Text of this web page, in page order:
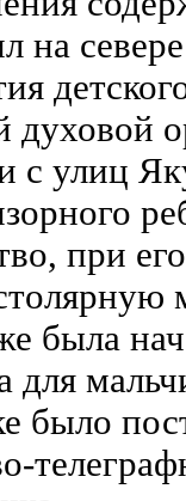
на
духовой
с улиц
при
была
для
было